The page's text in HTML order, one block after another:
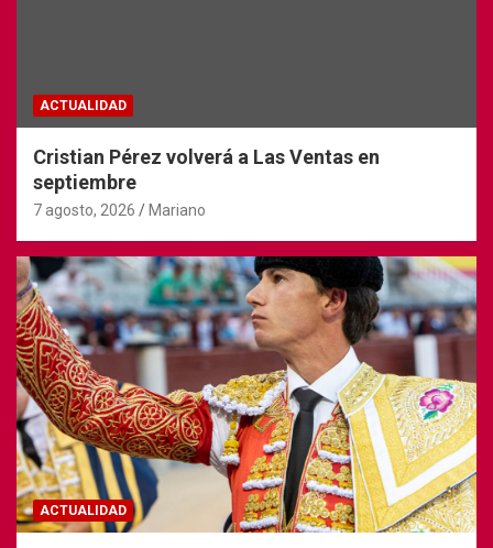
ACTUALIDAD
Cristian Pérez volverá a Las Ventas en
septiembre
7 agosto, 2026 Mariano
ACTUALIDAD